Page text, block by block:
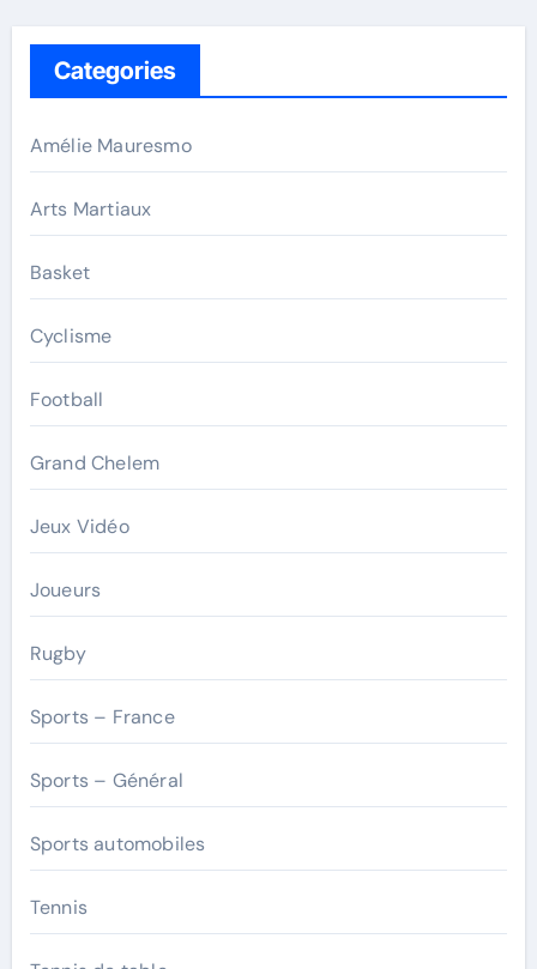
Categories
Amélie Mauresmo
Arts Martiaux
Basket
Cyclisme
Football
Grand Chelem
Jeux Vidéo
Joueurs
Rugby
Sports – France
Sports – Général
Sports automobiles
Tennis